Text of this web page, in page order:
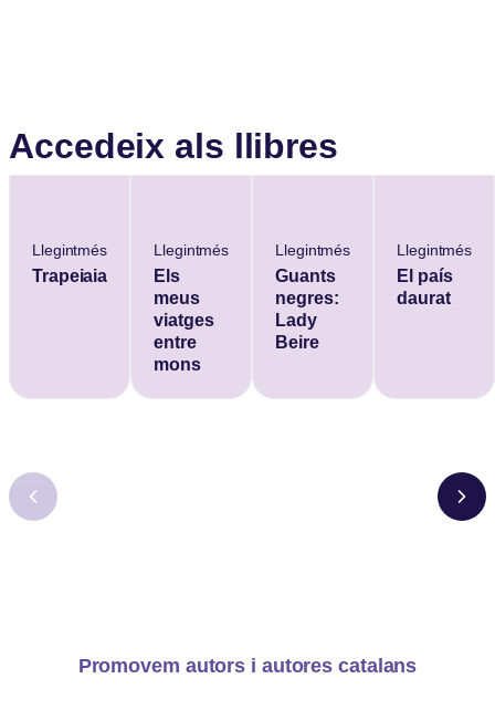
Accedeix als llibres
Llegintmés
Trapeiaia
Llegintmés
Els
meus
viatges
entre
mons
Llegintmés
Guants
negres:
Lady
Beire
Llegintmés
El país
daurat
Promovem autors i autores catalans